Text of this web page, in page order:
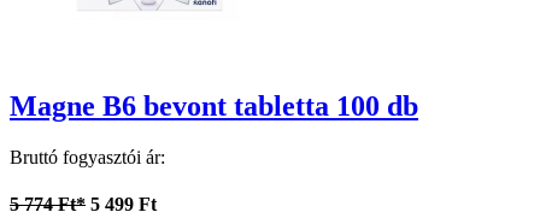
Magne B6 bevont tabletta 100 db
Bruttó fogyasztói ár:
5 774 Ft* 5 499 Ft